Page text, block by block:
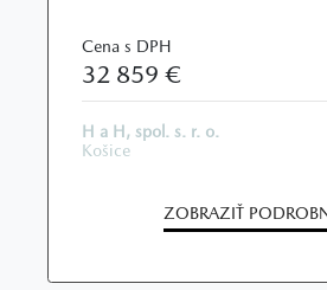
Cena s DPH
32 859 €
H a H, spol. s. r. o.
Košice
ZOBRAZIŤ